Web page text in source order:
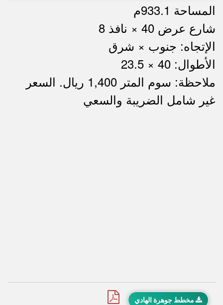
المساحة 933.1م
شارع عرض 40 × نافذ 8
الإتجاه: جنوب × شرق
الأطوال: 40 × 23.5
ملاحظات
ملاحظة: سوم المتر 1,400 ريال. السعر
غير شامل الضريبة والسعي
مخطط جوهرة الهادي